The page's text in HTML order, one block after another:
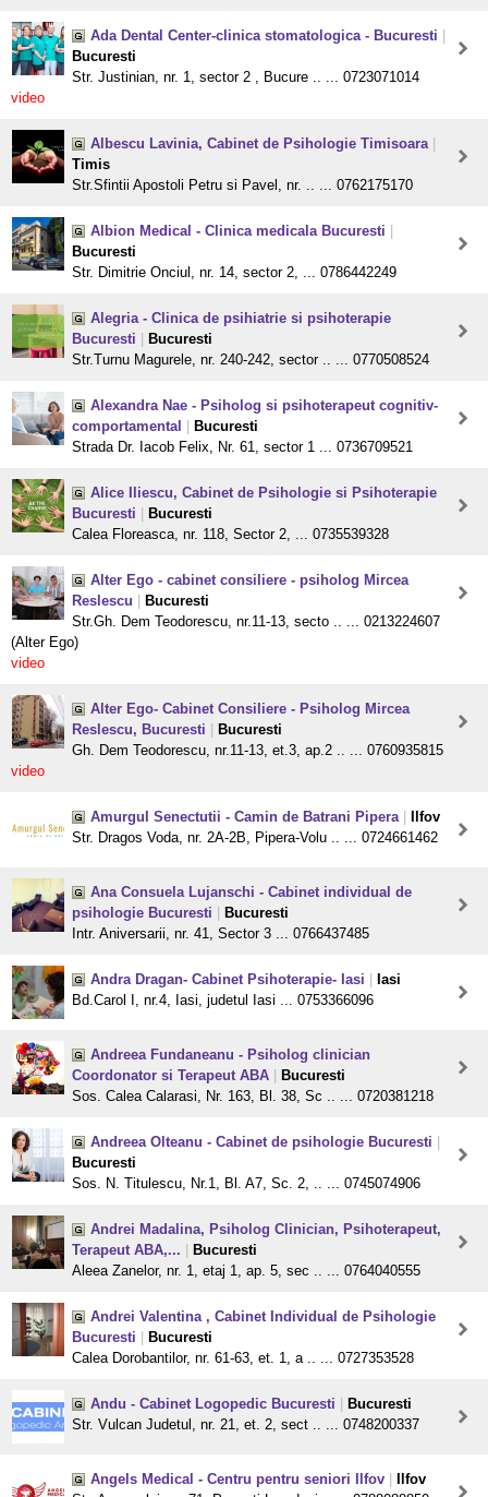
Ada Dental Center-clinica stomatologica - Bucuresti
Bucuresti
Str. Justinian, nr. 1, sector 2 , Bucure .. ... 0723071014
video
Albescu Lavinia, Cabinet de Psihologie Timisoara
Timis
Str.Sfintii Apostoli Petru si Pavel, nr. .. ... 0762175170
Albion Medical - Clinica medicala Bucuresti
Bucuresti
Str. Dimitrie Onciul, nr. 14, sector 2, ... 0786442249
Alegria - Clinica de psihiatrie si psihoterapie
Bucuresti
Bucuresti
Str.Turnu Magurele, nr. 240-242, sector .. ... 0770508524
Alexandra Nae - Psiholog si psihoterapeut cognitiv-
comportamental
Bucuresti
Strada Dr. Iacob Felix, Nr. 61, sector 1 ... 0736709521
Alice Iliescu, Cabinet de Psihologie si Psihoterapie
Bucuresti
Bucuresti
Calea Floreasca, nr. 118, Sector 2, ... 0735539328
Alter Ego - cabinet consiliere - psiholog Mircea
Reslescu
Bucuresti
Str.Gh. Dem Teodorescu, nr.11-13, secto .. ... 0213224607
(Alter Ego)
video
Alter Ego- Cabinet Consiliere - Psiholog Mircea
Reslescu, Bucuresti
Bucuresti
Gh. Dem Teodorescu, nr.11-13, et.3, ap.2 .. ... 0760935815
video
Amurgul Senectutii - Camin de Batrani Pipera
Ilfov
Str. Dragos Voda, nr. 2A-2B, Pipera-Volu .. ... 0724661462
Ana Consuela Lujanschi - Cabinet individual de
psihologie Bucuresti
Bucuresti
Intr. Aniversarii, nr. 41, Sector 3 ... 0766437485
Andra Dragan- Cabinet Psihoterapie- Iasi
Iasi
Bd.Carol I, nr.4, Iasi, judetul Iasi ... 0753366096
Andreea Fundaneanu - Psiholog clinician
Coordonator si Terapeut ABA
Bucuresti
Sos. Calea Calarasi, Nr. 163, Bl. 38, Sc .. ... 0720381218
Andreea Olteanu - Cabinet de psihologie Bucuresti
Bucuresti
Sos. N. Titulescu, Nr.1, Bl. A7, Sc. 2, .. ... 0745074906
Andrei Madalina, Psiholog Clinician, Psihoterapeut,
Terapeut ABA,...
Bucuresti
Aleea Zanelor, nr. 1, etaj 1, ap. 5, sec .. ... 0764040555
Andrei Valentina , Cabinet Individual de Psihologie
Bucuresti
Bucuresti
Calea Dorobantilor, nr. 61-63, et. 1, a .. ... 0727353528
Andu - Cabinet Logopedic Bucuresti
Bucuresti
Str. Vulcan Judetul, nr. 21, et. 2, sect .. ... 0748200337
Angels Medical - Centru pentru seniori Ilfov
Ilfov